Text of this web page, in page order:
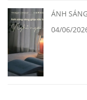
ÁNH
04/06/